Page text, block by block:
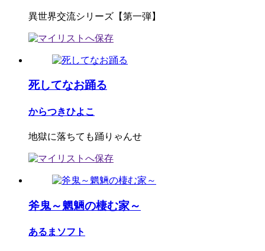
異世界交流シリーズ【第一弾】
死してなお踊る
からつきひよこ
地獄に落ちても踊りゃんせ
斧鬼～魍魎の棲む家～
あるまソフト